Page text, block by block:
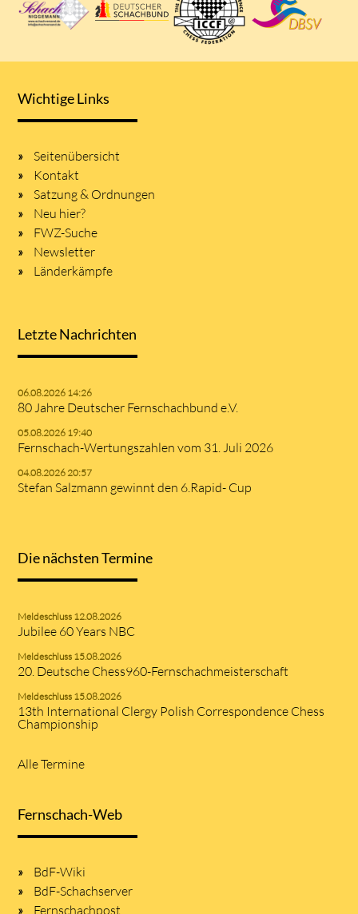
Wichtige Links
Seitenübersicht
Kontakt
Satzung & Ordnungen
Neu hier?
FWZ-Suche
Newsletter
Länderkämpfe
Letzte Nachrichten
06.08.2026 14:26
80 Jahre Deutscher Fernschachbund e.V.
05.08.2026 19:40
Fernschach-Wertungszahlen vom 31. Juli 2026
04.08.2026 20:57
Stefan Salzmann gewinnt den 6.Rapid- Cup
Die nächsten Termine
Meldeschluss 12.08.2026
Jubilee 60 Years NBC
Meldeschluss 15.08.2026
20. Deutsche Chess960-Fernschachmeisterschaft
Meldeschluss 15.08.2026
13th International Clergy Polish Correspondence Chess
Championship
Alle Termine
Fernschach-Web
BdF-Wiki
BdF-Schachserver
Fernschachpost